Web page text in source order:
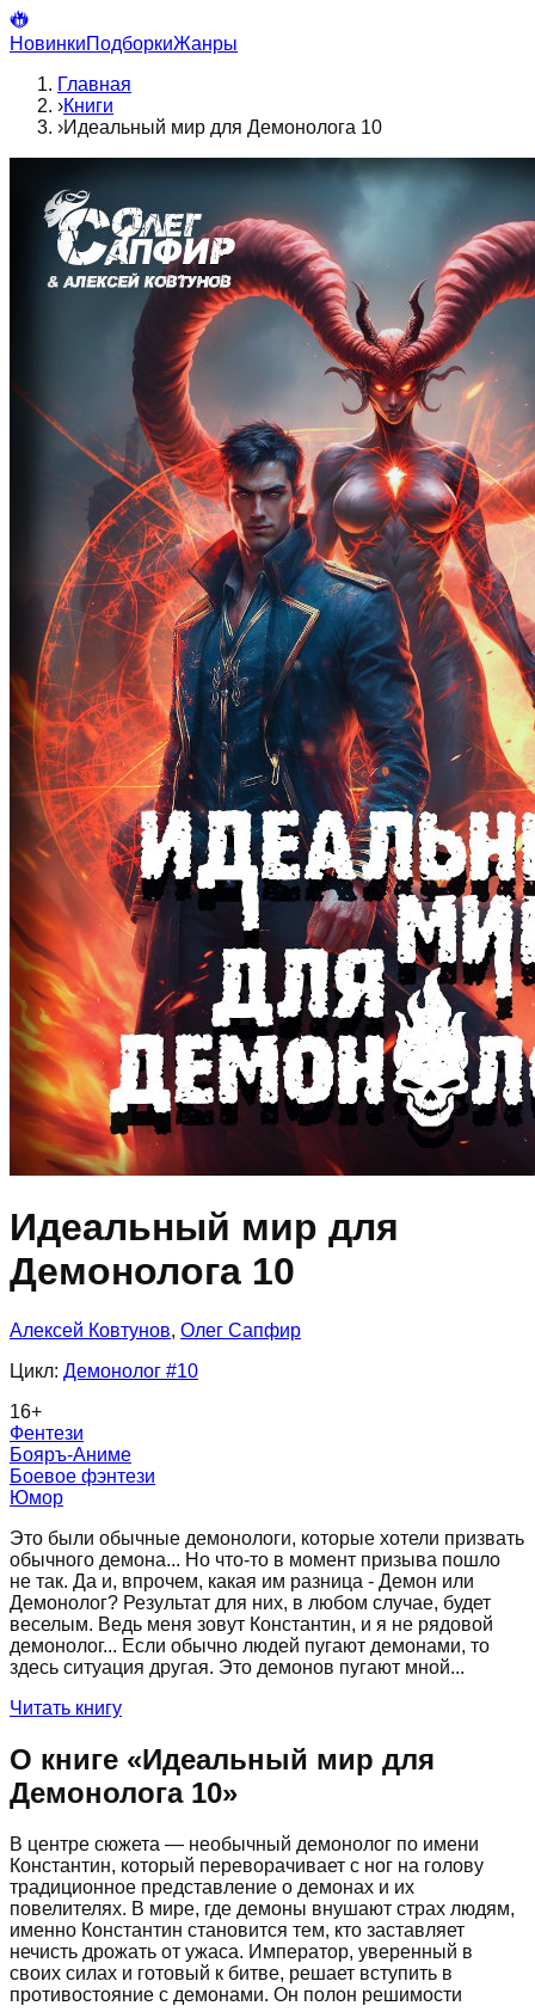
НовинкиПодборкиЖанры
Главная
›Книги
›Идеальный мир для Демонолога 10
Идеальный мир для
Демонолога 10
Алексей Ковтунов, Олег Сапфир
Цикл: Демонолог #10
16+
Фентези
Бояръ-Аниме
Боевое фэнтези
Юмор
Это были обычные демонологи, которые хотели призвать
обычного демона... Но что-то в момент призыва пошло
не так. Да и, впрочем, какая им разница - Демон или
Демонолог? Результат для них, в любом случае, будет
веселым. Ведь меня зовут Константин, и я не рядовой
демонолог... Если обычно людей пугают демонами, то
здесь ситуация другая. Это демонов пугают мной...
Читать книгу
О книге «Идеальный мир для
Демонолога 10»
В центре сюжета — необычный демонолог по имени
Константин, который переворачивает с ног на голову
традиционное представление о демонах и их
повелителях. В мире, где демоны внушают страх людям,
именно Константин становится тем, кто заставляет
нечисть дрожать от ужаса. Император, уверенный в
своих силах и готовый к битве, решает вступить в
противостояние с демонами. Он полон решимости